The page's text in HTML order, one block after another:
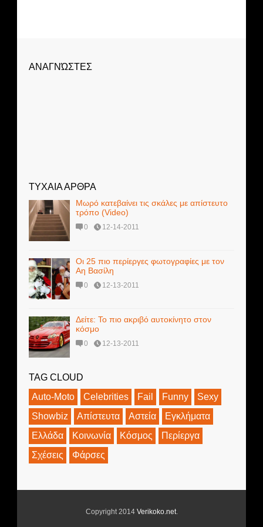
ΑΝΑΓΝΏΣΤΕΣ
ΤΥΧΑΙΑ ΑΡΘΡΑ
Μωρό κατεβαίνει τις σκάλες με απίστευτο
τρόπο (Video)
0 12-14-2011
Οι 25 πιο περίεργες φωτογραφίες με τον
Αη Βασίλη
0 12-13-2011
Δείτε: Το πιο ακριβό αυτοκίνητο στον
κόσμο
0 12-13-2011
TAG CLOUD
Auto-Moto
Celebrities Fail Funny
Sexy
Showbiz
Απίστευτα Αστεία
Εγκλήματα
Ελλάδα
Κοινωνία Κόσμος
Περίεργα
Σχέσεις
Φάρσες
Copyright 2014 Verikoko.net.